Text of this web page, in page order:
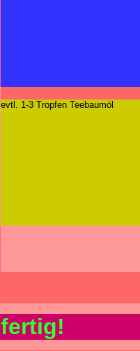
evtl. 1-3 Tropfen Teebaumöl
fertig!